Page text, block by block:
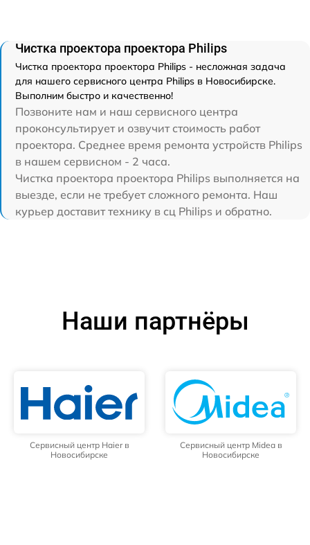
Чистка проектора проектора Philips
Чистка проектора проектора Philips - несложная задача
для нашего сервисного центра Philips в Новосибирске.
Выполним быстро и качественно!
Позвоните нам и наш сервисного центра
проконсультирует и озвучит стоимость работ
проектора. Среднее время ремонта устройств Philips
в нашем сервисном - 2 часа.
Чистка проектора проектора Philips выполняется на
выезде, если не требует сложного ремонта. Наш
курьер доставит технику в сц Philips и обратно.
Наши партнёры
Сервисный центр Haier в
Новосибирске
Сервисный центр Midea в
Новосибирске